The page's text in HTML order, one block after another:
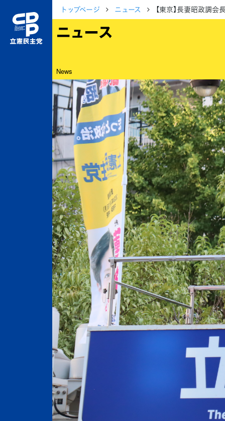
トップページ ニュース 【東京】長妻昭政調
ニュース
News